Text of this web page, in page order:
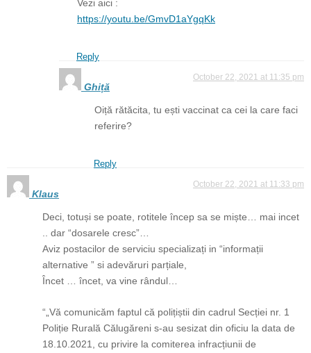
Vezi aici :
https://youtu.be/GmvD1aYgqKk
Reply
Ghiță
October 22, 2021 at 11:35 pm
Oiță rătăcita, tu ești vaccinat ca cei la care faci
referire?
Reply
Klaus
October 22, 2021 at 11:33 pm
Deci, totuși se poate, rotitele încep sa se miște… mai incet
.. dar “dosarele cresc”…
Aviz postacilor de serviciu specializați in “informații
alternative ” si adevăruri parțiale,
Încet … încet, va vine rândul…
“„Vă comunicăm faptul că polițiștii din cadrul Secției nr. 1
Poliție Rurală Călugăreni s-au sesizat din oficiu la data de
18.10.2021, cu privire la comiterea infracțiunii de